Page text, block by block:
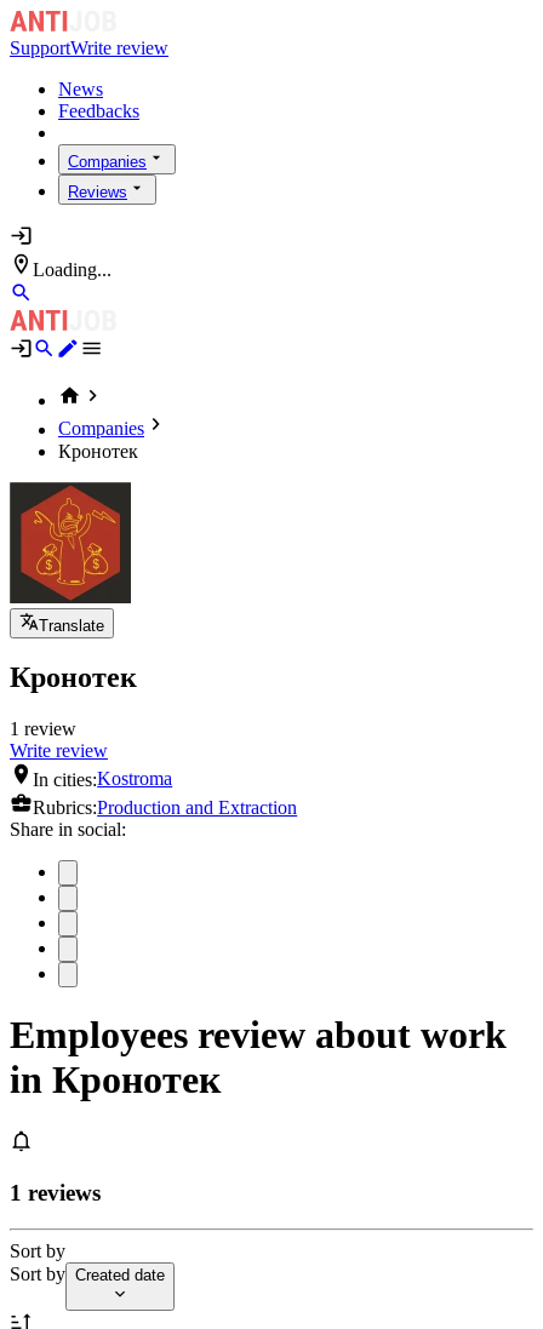
SupportWrite review
News
Feedbacks
Companies
Reviews
Loading...
Companies
Кронотек
Translate
Кронотек
1 review
Write review
In cities:Kostroma
Rubrics:Production and Extraction
Share in social:
Employees review about work
in Кронотек
1 reviews
Sort by
Sort by Created date